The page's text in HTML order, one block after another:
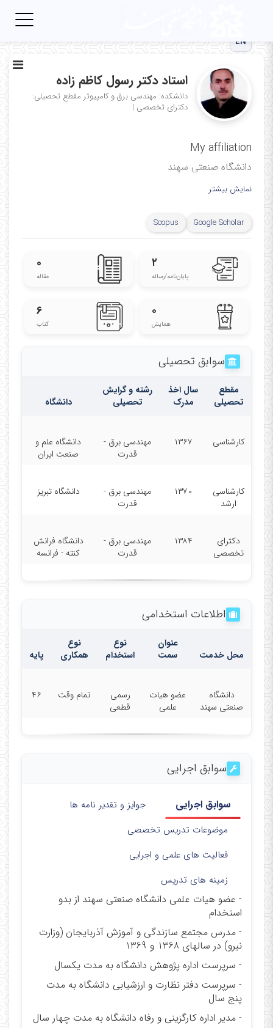
EN
استاد دکتر رسول کاظم زاده
دانشکده: مهندسی برق و کامپیوتر مقطع تحصیلی:
دکترای تخصصی |
My affiliation
دانشگاه صنعتی سهند
نمایش بیشتر
Google Scholar
Scopus
۲
پایان‌نامه‌/رساله
۰
مقاله
۰
همایش
۶
کتاب
سوابق تحصیلی
مقطع
تحصیلی
سال اخذ
مدرک
رشته و گرایش
تحصیلی
دانشگاه
کارشناسی ۱۳۶۷
مهندسی برق -
قدرت
دانشگاه علم و
صنعت ایران
کارشناسی
ارشد
۱۳۷۰
مهندسی برق -
قدرت
دانشگاه تبریز
دکترای
تخصصی
۱۳۸۴
مهندسی برق -
قدرت
دانشگاه فرانش
کنته - فرانسه
اطلاعات استخدامی
محل خدمت
عنوان
سمت
نوع
استخدام
نوع
همکاری
پایه
دانشگاه
صنعتی سهند
عضو هیات
علمی
رسمی
قطعی
تمام وقت ۴۶
سوابق اجرایی
سوابق اجرایی
جوایز و تقدیر نامه ها
موضوعات تدریس تخصصی
فعالیت های علمی و اجرایی
زمینه های تدریس
- عضو هیات علمی دانشگاه صنعتی سهند از بدو
استخدام
- مدرس مجتمع سازندگی و آموزش آذربایجان (وزارت
نیرو) در سالهای 1368 و 1369
- سرپرست اداره پژوهش دانشگاه به مدت یکسال
- سرپرست دفتر نظارت و ارزشیابی دانشگاه به مدت
پنج سال
- مدیر اداره کارگزینی و رفاه دانشگاه به مدت چهار سال